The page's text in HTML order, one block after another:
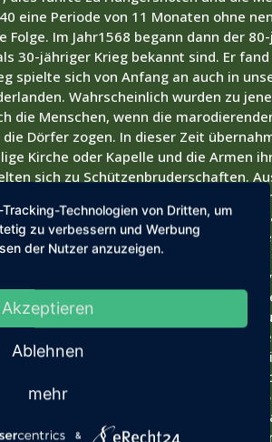
eine Periode von 11 Monaten ohne
Im Jahr1568 begann dann der
30-jähriger Krieg bekannt sind. Er
spielte sich von Anfang an auch in
Wahrscheinlich wurden zu
die Menschen, wenn die
Dörfer zogen. In dieser Zeit
Kirche oder Kapelle und die Armen
sich zu Schützenbruderschaften.
Vereinigung belegt. Dafür sind
dem Jahr 1693. Auch Anfang des 18.
Stadt Geldern durch preußische
Der Marquis und Reichsgraf
Ihre Satzungen dort zur Eintragung
in den Archiven. Die Gilde
im Jahr 1798 alle Bruderschaften
Die Besatzungszeit und
keinen Raum für das Vereinsleben.
geschlagen und die
heutige Staatsgrenze zwischen dem
preußische Hoheit. Im selben Jahr
wurde, dass die Sonne fast ein
Technologien von Dritten, um
zu verbessern und Werbung
der Nutzer anzuzeigen.
Akzeptieren
Ablehnen
mehr
&